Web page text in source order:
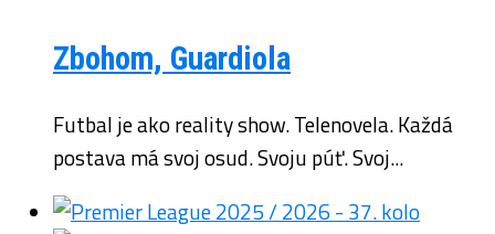
Zbohom, Guardiola
Futbal je ako reality show. Telenovela. Každá
postava má svoj osud. Svoju púť. Svoj...